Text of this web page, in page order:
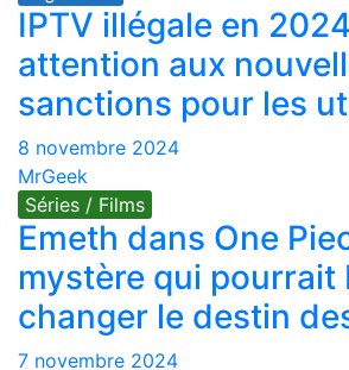
IPTV illégale en
attention aux
sanctions pour les
8 novembre 2024
MrGeek
Séries / Films
Emeth dans One
mystère qui pourrait
changer le destin
7 novembre 2024